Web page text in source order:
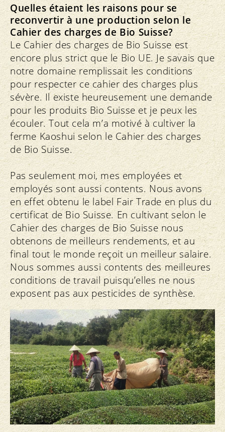
Quelles étaient les raisons pour se
reconvertir à une production selon le
Cahier des charges de Bio Suisse?
Le Cahier des charges de Bio Suisse est
encore plus strict que le Bio UE. Je savais que
notre domaine remplissait les conditions
pour respecter ce cahier des charges plus
sévère. Il existe heureusement une demande
pour les produits Bio Suisse et je peux les
écouler. Tout cela m’a motivé à cultiver la
ferme Kaoshui selon le Cahier des charges
de Bio Suisse.
Pas seulement moi, mes employées et
employés sont aussi contents. Nous avons
en effet obtenu le label Fair Trade en plus du
certificat de Bio Suisse. En cultivant selon le
Cahier des charges de Bio Suisse nous
obtenons de meilleurs rendements, et au
final tout le monde reçoit un meilleur salaire.
Nous sommes aussi contents des meilleures
conditions de travail puisqu’elles ne nous
exposent pas aux pesticides de synthèse.